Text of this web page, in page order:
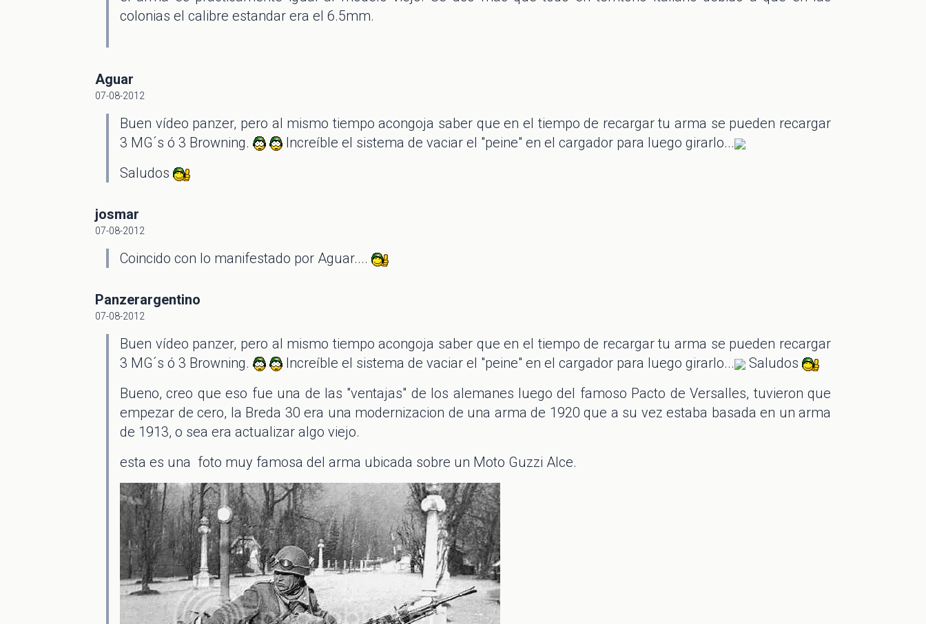
colonias el calibre estandar era el 6.5mm.
Aguar
07-08-2012
Buen vídeo panzer, pero al mismo tiempo acongoja saber que en el tiempo de recargar tu arma se pueden recargar
3 MG´s ó 3 Browning.
Increíble el sistema de vaciar el "peine" en el cargador para luego girarlo...
Saludos
josmar
07-08-2012
Coincido con lo manifestado por Aguar....
Panzerargentino
07-08-2012
Buen vídeo panzer, pero al mismo tiempo acongoja saber que en el tiempo de recargar tu arma se pueden recargar
3 MG´s ó 3 Browning.
Increíble el sistema de vaciar el "peine" en el cargador para luego girarlo...
Saludos
Bueno, creo que eso fue una de las "ventajas" de los alemanes luego del famoso Pacto de Versalles, tuvieron que
empezar de cero, la Breda 30 era una modernizacion de una arma de 1920 que a su vez estaba basada en un arma
de 1913, o sea era actualizar algo viejo.
esta es una foto muy famosa del arma ubicada sobre un Moto Guzzi Alce.